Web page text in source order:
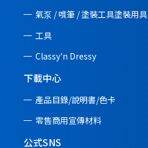
氣泵 / 噴筆 / 塗裝工具塗裝用具
工具
Classy'n Dressy
下載中心
產品目錄/說明書/色卡
零售商用宣傳材料
公式SNS